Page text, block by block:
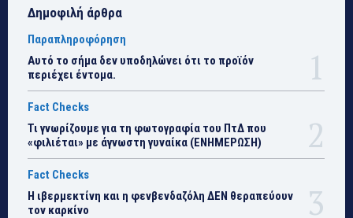
Δημοφιλή άρθρα
Παραπληροφόρηση
Αυτό το σήμα δεν υποδηλώνει ότι το προϊόν
περιέχει έντομα.
Fact Checks
Τι γνωρίζουμε για τη φωτογραφία του ΠτΔ που
«φιλιέται» με άγνωστη γυναίκα (ΕΝΗΜΕΡΩΣΗ)
Fact Checks
Η ιβερμεκτίνη και η φενβενδαζόλη ΔΕΝ θεραπεύουν
τον καρκίνο